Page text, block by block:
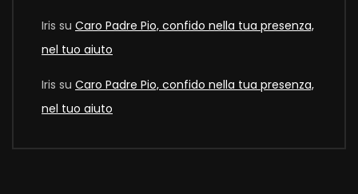
Iris su Caro Padre Pio, confido nella tua presenza,
nel tuo aiuto
Iris su Caro Padre Pio, confido nella tua presenza,
nel tuo aiuto